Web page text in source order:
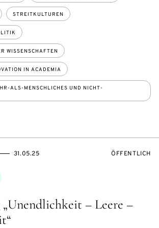
STREITKULTUREN
WISSENSCHAFTEN
IN ACADEMIA
ALS-MENSCHLICHES UND NICHT-
– Leere –
31.05.25 ÖFFENTLICH